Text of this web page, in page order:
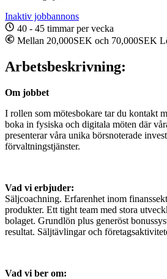
Inaktiv jobbannons
40 - 45 timmar per vecka
Mellan 20,000SEK och 70,000SEK
Arbetsbeskrivning:
Om jobbet
I rollen som mötesbokare tar du kontakt
boka in fysiska och digitala möten där
presenterar våra unika börsnoterade
förvaltningstjänster.
Vad vi erbjuder:
Säljcoachning. Erfarenhet inom
produkter. Ett tight team med stora
bolaget. Grundlön plus generöst
resultat. Säljtävlingar och
Vad vi ber om: